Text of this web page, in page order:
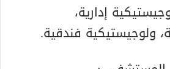
إدارية،
ولوجيستيكية فندقية.